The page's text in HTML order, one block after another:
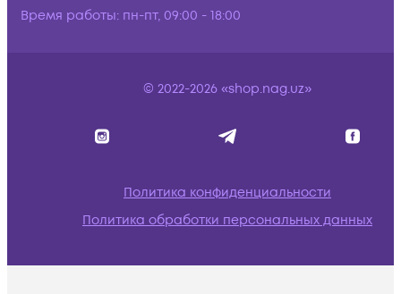
Время работы: пн-пт, 09:00 - 18:00
© 2022-2026 «shop.nag.uz»
Политика конфиденциальности
Политика обработки персональных данных